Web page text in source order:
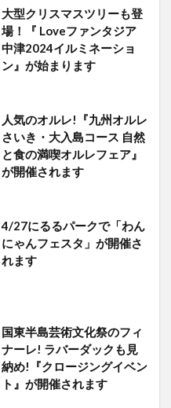
大型クリスマスツリーも登
場！『 Loveファンタジア
中津2024イルミネーショ
ン』が始まります
人気のオルレ!『九州オルレ
さいき・大入島コース 自然
と食の満喫オルレフェア』
が開催されます
4/27にるるパークで「わん
にゃんフェスタ」が開催さ
れます
国東半島芸術文化祭のフィ
ナーレ! ラバーダックも見
納め!『クロージングイベン
ト』が開催されます